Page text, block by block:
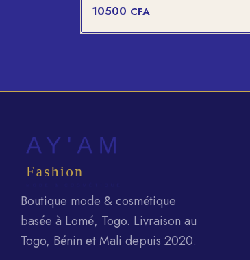
10500 CFA
Boutique mode & cosmétique
basée à Lomé, Togo. Livraison au
Togo, Bénin et Mali depuis 2020.